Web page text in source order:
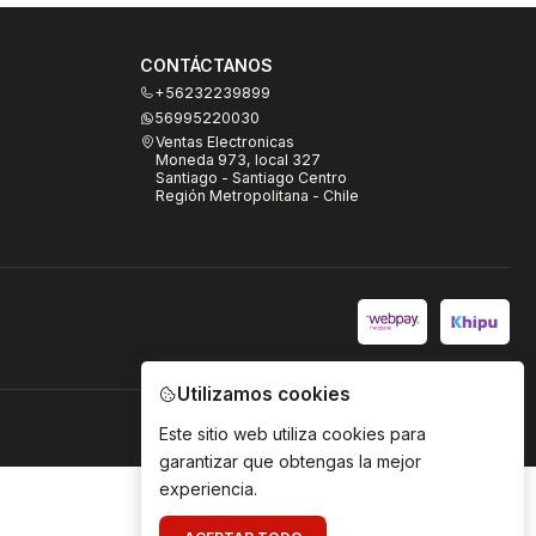
CONTÁCTANOS
+56232239899
56995220030
Ventas Electronicas
Moneda 973, local 327
Santiago - Santiago Centro
Región Metropolitana - Chile
Utilizamos cookies
Este sitio web utiliza cookies para
garantizar que obtengas la mejor
experiencia.